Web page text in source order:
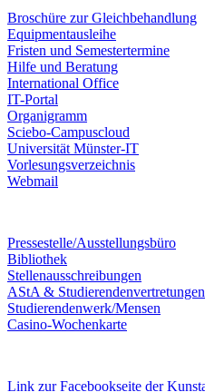
Broschüre zur Gleichbehandlung
Equipmentausleihe
Fristen und Semestertermine
Hilfe und Beratung
International Office
IT-Portal
Organigramm
Sciebo-Campuscloud
Universität Münster-IT
Vorlesungsverzeichnis
Webmail
Pressestelle/Ausstellungsbüro
Bibliothek
Stellenausschreibungen
AStA & Studierendenvertretungen
Studierendenwerk/Mensen
Casino-Wochenkarte
Link zur Facebookseite der